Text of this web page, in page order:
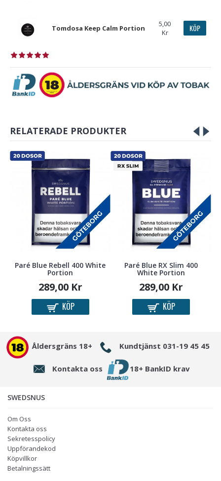
Tomdosa Keep Calm Portion
5,00
Kr
KÖP
RELATERADE PRODUKTER
Paré Blue Rebell 400 White
Portion
289,00 Kr
KÖP
Paré Blue RX Slim 400
White Portion
289,00 Kr
KÖP
Åldersgräns 18+ Kundtjänst 031-19 45 45
Kontakta oss 18+ BankID krav
SWEDSNUS
Om Oss
Kontakta oss
Sekretesspolicy
Uppförandekod
Köpvillkor
Betalningssätt